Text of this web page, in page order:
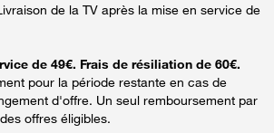
de la TV après la mise en service de
de 49€. Frais de résiliation de 60€.
pour la période restante en cas de
d'offre. Un seul remboursement par
offres éligibles.